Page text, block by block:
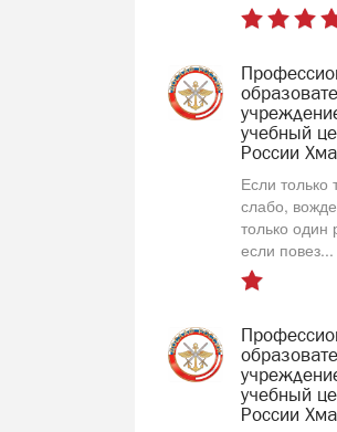
учебный
России
Если только
слабо,
только один
если повез...
учебный
России